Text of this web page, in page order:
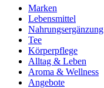
Marken
Lebensmittel
Nahrungsergänzung
Tee
Körperpflege
Alltag & Leben
Aroma & Wellness
Angebote